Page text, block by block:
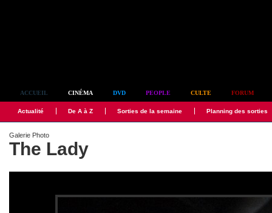
ACCUEIL CINÉMA DVD PEOPLE CULTE FORUM
Actualité De A à Z Sorties de la semaine Planning des sorties
Galerie Photo
The Lady